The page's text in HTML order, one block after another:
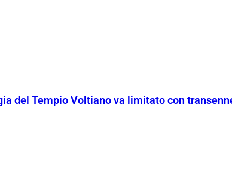
del Tempio Voltiano va limitato con